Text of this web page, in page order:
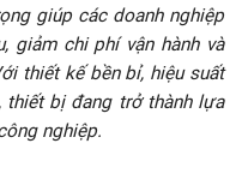
giúp các doanh nghiệp
giảm chi phí vận hành và
thiết kế bền bỉ, hiệu suất
bị đang trở thành lựa
nghiệp.